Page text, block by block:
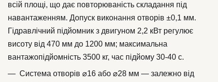
всій площі, що дає повторюваність складання під
навантаженням. Допуск виконання отворів ±0,1 мм.
Гідравлічний підйомник з двигуном 2,2 кВт регулює
висоту від 470 мм до 1200 мм; максимальна
вантажопідйомність 3500 кг, час підйому 30-40 с.
Система отворів ⌀16 або ⌀28 мм — залежно від